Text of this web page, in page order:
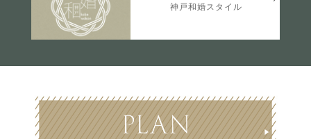
神戸和婚スタイル